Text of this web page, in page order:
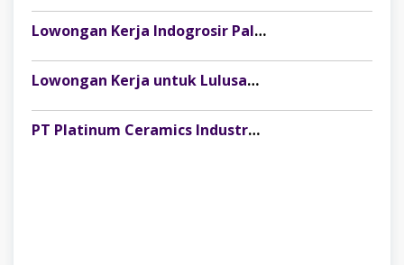
Lowongan Kerja Indogrosir Palembang untuk Lulusan SMA/SMK, Fresh Graduate Bisa Melamar
Lowongan Kerja untuk Lulusan SMA di Palembang, Facetology Buka Posisi Team Leader Beauty Advisor
PT Platinum Ceramics Industry Buka Lowongan Kerja Merchandiser Staff Penempatan Bandung, Palembang, dan Semarang